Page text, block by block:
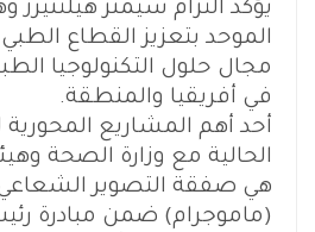
يؤكد التزام سيمنز هيلثنيرز
الموحد بتعزيز القطاع
مجال حلول التكنولوجيا
في أفريقيا والمنطقة.
أحد أهم المشاريع المحورية
الحالية مع وزارة الصحة
هي صفقة التصوير الشعاعي
(ماموجرام) ضمن مبادرة